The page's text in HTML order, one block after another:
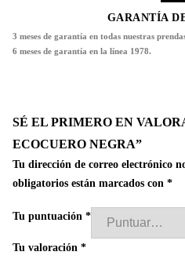
GARANTÍA
3 meses de garantía en todas nuestras
6 meses de garantía en la línea 1978.
SÉ EL PRIMERO EN
ECOCUERO NEGRA”
Tu dirección de correo electrónico
obligatorios están marcados con *
Tu puntuación *
Tu valoración *